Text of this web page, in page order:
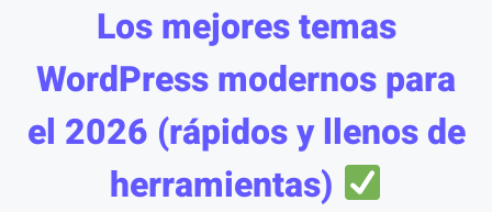
Los mejores temas
WordPress modernos para
el 2026 (rápidos y llenos de
herramientas)